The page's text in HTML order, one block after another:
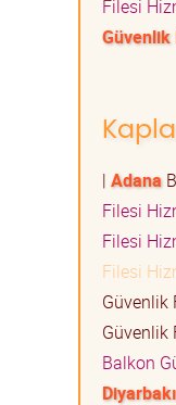
Filesi
Güvenlik
| Adana
Filesi
Filesi
Filesi
Güvenlik
Güvenlik
Balkon